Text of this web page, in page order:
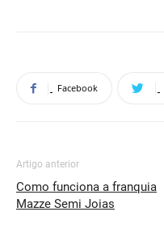
Facebook
Artigo anterior
Como funciona a franquia
Mazze Semi Joias